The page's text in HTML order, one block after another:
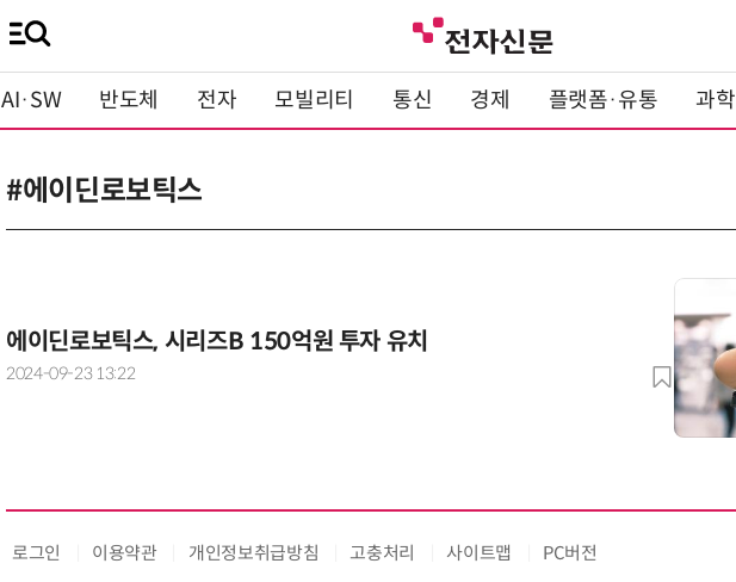
AI·SW 반도체 전자 모빌리티 통신 경제 플랫폼·유통 과학
#에이딘로보틱스
에이딘로보틱스, 시리즈B 150억원 투자 유치
2024-09-23 13:22
로그인 이용약관 개인정보취급방침 고충처리 사이트맵 PC버전